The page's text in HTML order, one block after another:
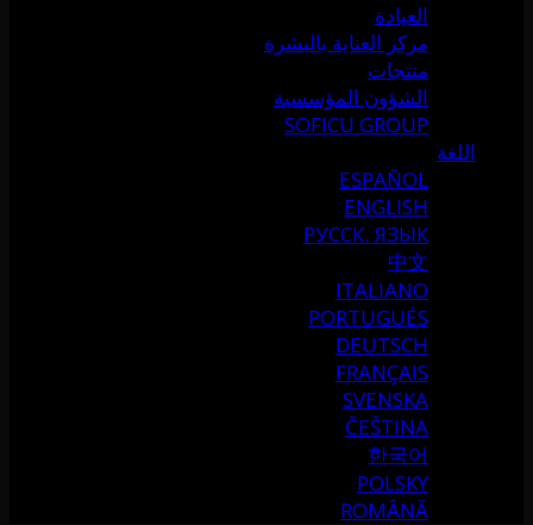
العيادة
مركز العناية بالبشرة
منتجات
الشؤون المؤسسية
SOFICU GROUP
اللغة
ESPAÑOL
ENGLISH
РУССК. ЯЗЫК
中文
ITALIANO
PORTUGUÉS
DEUTSCH
FRANÇAIS
SVENSKA
ČEŠTINA
한국어
POLSKY
ROMÂNĂ